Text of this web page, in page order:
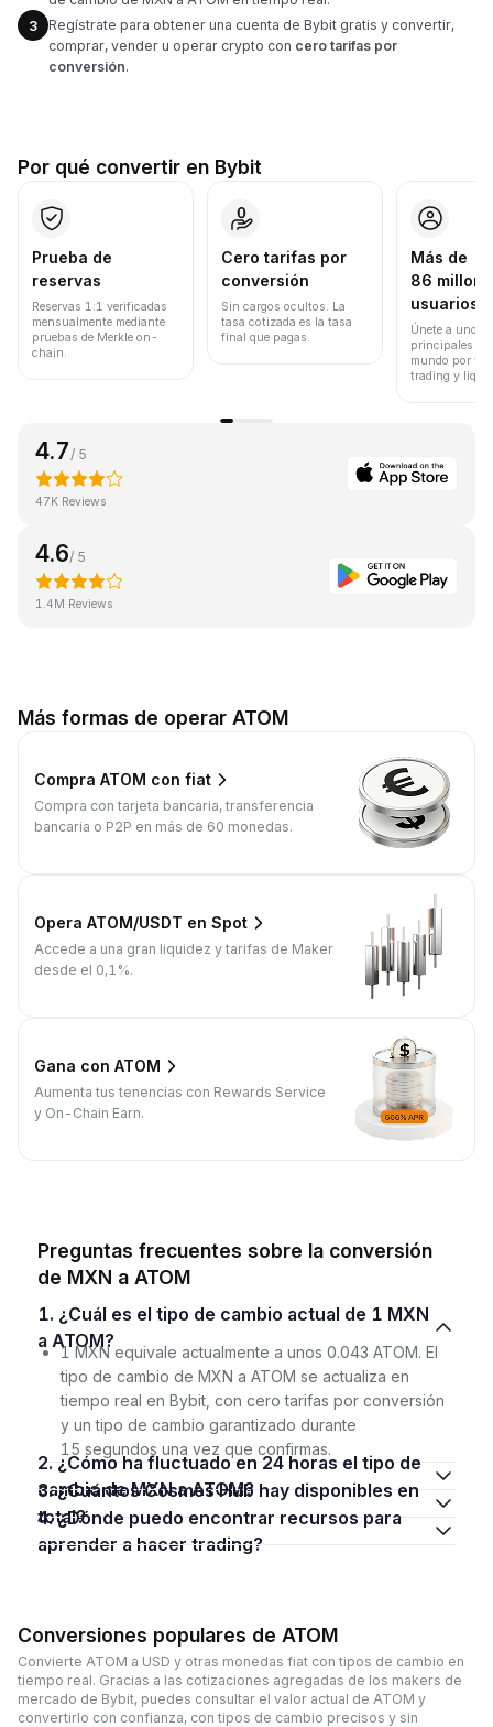
3
Regístrate para obtener una cuenta de Bybit gratis y convertir,
comprar, vender u operar crypto con cero tarifas por
conversión.
Por qué convertir en Bybit
Prueba de
reservas
Reservas 1:1 verificadas
mensualmente mediante
pruebas de Merkle on-
chain.
Cero tarifas por
conversión
Sin cargos ocultos. La
tasa cotizada es la tasa
final que pagas.
Más de
86
usuarios
Únete a uno
principales
mundo por
trading y
4.7 / 5
47K Reviews
4.6/ 5
1.4M Reviews
Más formas de operar ATOM
Compra ATOM con fiat
Compra con tarjeta bancaria, transferencia
bancaria o P2P en más de 60 monedas.
Opera ATOM/USDT en Spot
Accede a una gran liquidez y tarifas de Maker
desde el 0,1%.
Gana con ATOM
Aumenta tus tenencias con Rewards Service
y On-Chain Earn.
Preguntas frecuentes sobre la conversión
de MXN a ATOM
1. ¿Cuál es el tipo de cambio actual de 1 MXN
a ATOM?
1 MXN equivale actualmente a unos 0.043 ATOM. El
tipo de cambio de MXN a ATOM se actualiza en
tiempo real en Bybit, con cero tarifas por conversión
y un tipo de cambio garantizado durante
15 segundos una vez que confirmas.
2. ¿Cómo ha fluctuado en 24 horas el tipo de
cambio de MXN a ATOM?
3. ¿Cuántos Cosmos Hub hay disponibles en
total?
4. ¿Dónde puedo encontrar recursos para
aprender a hacer trading?
Conversiones populares de ATOM
Convierte ATOM a USD y otras monedas fiat con tipos de cambio en
tiempo real. Gracias a las cotizaciones agregadas de los makers de
mercado de Bybit, puedes consultar el valor actual de ATOM y
convertirlo con confianza, con tipos de cambio precisos y sin